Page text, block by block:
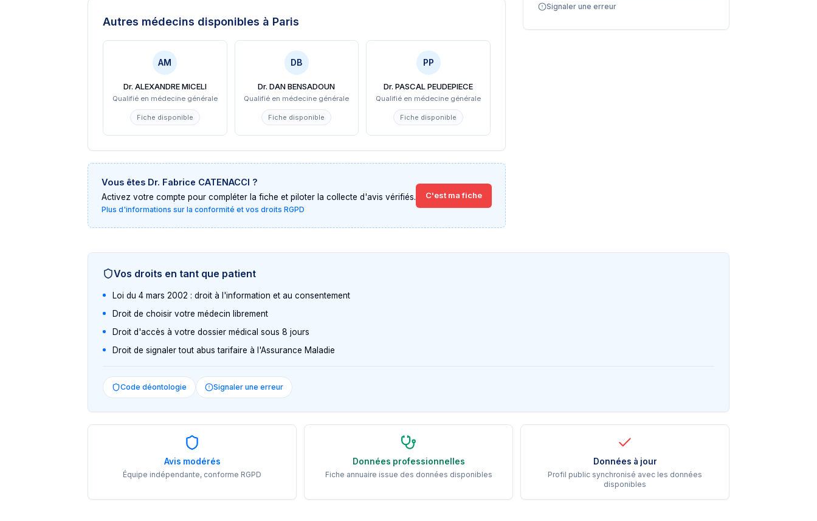
Autres médecins disponibles à Paris
AM
Dr. ALEXANDRE MICELI
Qualifié en médecine générale
Fiche disponible
DB
Dr. DAN BENSADOUN
Qualifié en médecine générale
Fiche disponible
PP
Dr. PASCAL PEUDEPIECE
Qualifié en médecine générale
Fiche disponible
Vous êtes Dr. Fabrice CATENACCI ?
Activez votre compte pour compléter la fiche et piloter la collecte d'avis vérifiés.
Plus d'informations sur la conformité et vos droits RGPD
C'est ma fiche
Signaler une erreur
Vos droits en tant que patient
Loi du 4 mars 2002 : droit à l'information et au consentement
Droit de choisir votre médecin librement
Droit d'accès à votre dossier médical sous 8 jours
Droit de signaler tout abus tarifaire à l'Assurance Maladie
Code déontologie Signaler une erreur
Avis modérés
Équipe indépendante, conforme RGPD
Données professionnelles
Fiche annuaire issue des données disponibles
Données à jour
Profil public synchronisé avec les données
disponibles